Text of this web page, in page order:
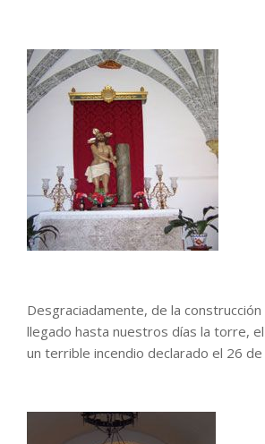
Desgraciadamente, de la construcción
llegado hasta nuestros días la torre,
un terrible incendio declarado el 26 de